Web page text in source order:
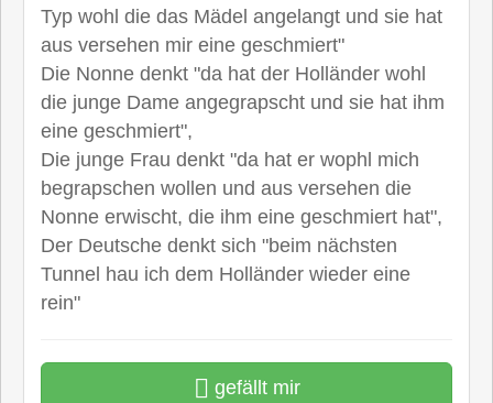
Typ wohl die das Mädel angelangt und sie hat
aus versehen mir eine geschmiert"
Die Nonne denkt "da hat der Holländer wohl
die junge Dame angegrapscht und sie hat ihm
eine geschmiert",
Die junge Frau denkt "da hat er wophl mich
begrapschen wollen und aus versehen die
Nonne erwischt, die ihm eine geschmiert hat",
Der Deutsche denkt sich "beim nächsten
Tunnel hau ich dem Holländer wieder eine
rein"
gefällt mir